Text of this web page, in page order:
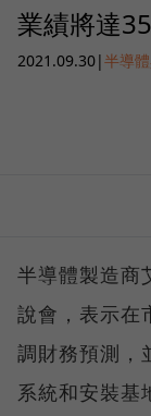
業績將達
2021.09.30|半導
半導體製造商
說會，表示在
調財務預測，
系統和安裝基